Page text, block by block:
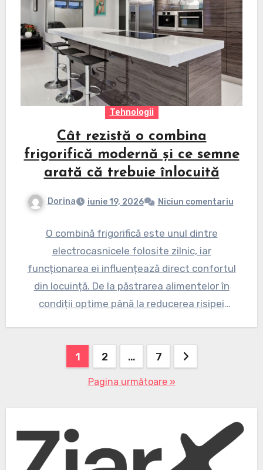
Tehnologii
Cât rezistă o combina
frigorifică modernă și ce semne
arată că trebuie înlocuită
Dorina iunie 19, 2026 Niciun comentariu
O combină frigorifică este unul dintre
electrocasnicele folosite zilnic, iar
funcționarea ei influențează direct confortul
din locuință. De la păstrarea alimentelor în
condiții optime până la reducerea risipei
Paginație
1 2 … 7
Pagina următoare »